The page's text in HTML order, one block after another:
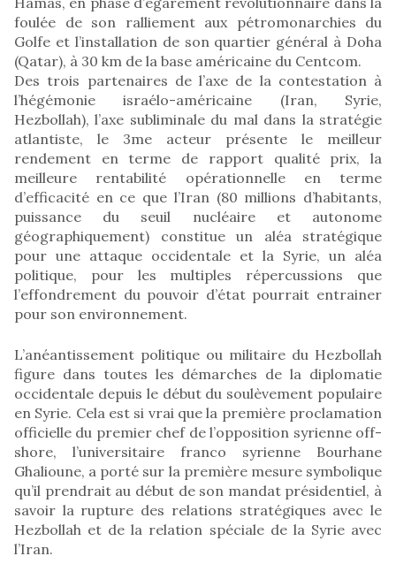
foulée de son ralliement aux pétromonarchies du
Golfe et l’installation de son quartier général à Doha
(Qatar), à 30 km de la base américaine du Centcom.
Des trois partenaires de l’axe de la contestation à
l’hégémonie israélo-américaine (Iran, Syrie,
Hezbollah), l’axe subliminale du mal dans la stratégie
atlantiste, le 3me acteur présente le meilleur
rendement en terme de rapport qualité prix, la
meilleure rentabilité opérationnelle en terme
d’efficacité en ce que l’Iran (80 millions d’habitants,
puissance du seuil nucléaire et autonome
géographiquement) constitue un aléa stratégique
pour une attaque occidentale et la Syrie, un aléa
politique, pour les multiples répercussions que
l’effondrement du pouvoir d’état pourrait entrainer
pour son environnement.
L’anéantissement politique ou militaire du Hezbollah
figure dans toutes les démarches de la diplomatie
occidentale depuis le début du soulèvement populaire
en Syrie. Cela est si vrai que la première proclamation
officielle du premier chef de l’opposition syrienne off-
shore, l’universitaire franco syrienne Bourhane
Ghalioune, a porté sur la première mesure symbolique
qu’il prendrait au début de son mandat présidentiel, à
savoir la rupture des relations stratégiques avec le
Hezbollah et de la relation spéciale de la Syrie avec
l’Iran.